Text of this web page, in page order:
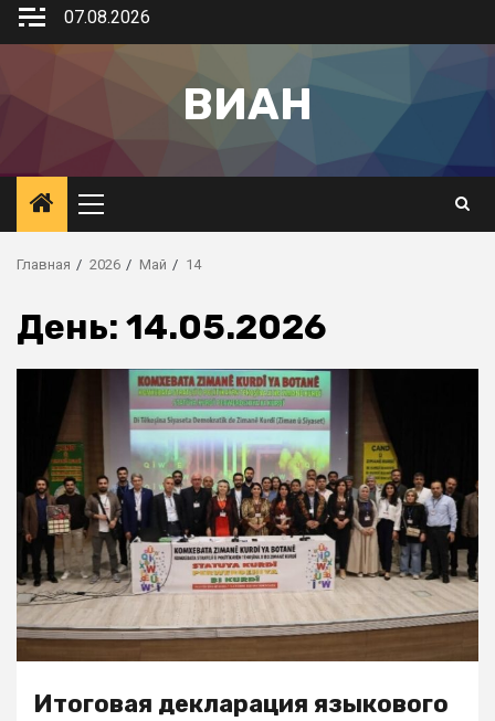
07.08.2026
ВИАН
Главная 2026 Май 14
День: 14.05.2026
Итоговая декларация языкового